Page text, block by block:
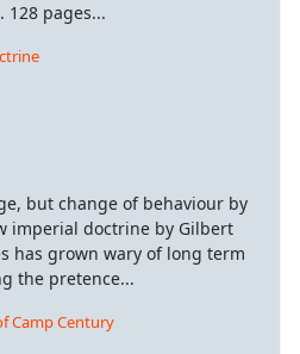
128 pages...
but change of behaviour by
imperial doctrine by Gilbert
has grown wary of long term
the pretence...
Camp Century